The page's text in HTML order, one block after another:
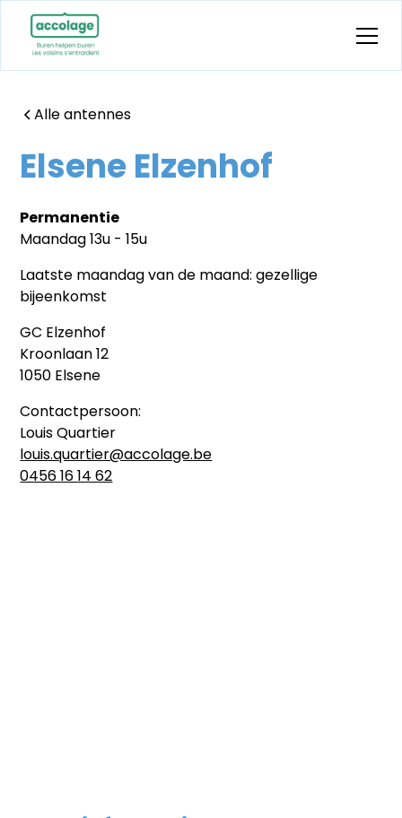
Alle antennes
Elsene Elzenhof
Permanentie
Maandag 13u - 15u
Laatste maandag van de maand: gezellige
bijeenkomst
​GC Elzenhof
Kroonlaan 12
1050 Elsene
Contactpersoon:
Louis Quartier
louis.quartier@accolage.be
0456 16 14 62